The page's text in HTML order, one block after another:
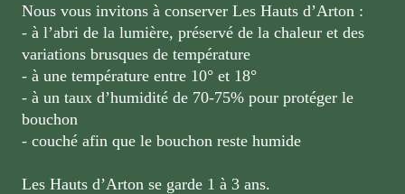
Nous vous invitons à conserver Les Hauts d’Arton :
- à l’abri de la lumière, préservé de la chaleur et des
variations brusques de température
- à une température entre 10° et 18°
- à un taux d’humidité de 70-75% pour protéger le
bouchon
- couché afin que le bouchon reste humide
Les Hauts d’Arton se garde 1 à 3 ans.